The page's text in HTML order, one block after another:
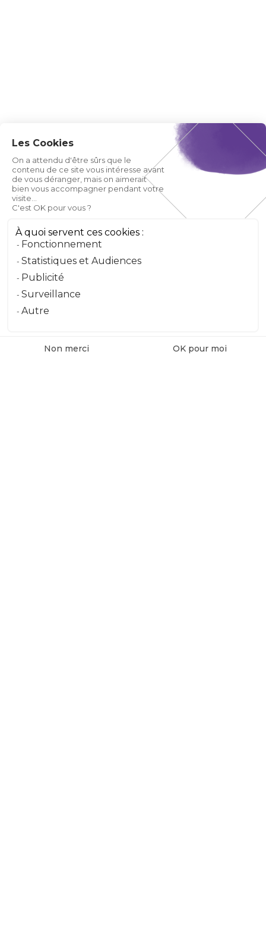
Les Cookies
On a attendu d'être sûrs que le
contenu de ce site vous intéresse avant
de vous déranger, mais on aimerait
bien vous accompagner pendant votre
visite...
C'est OK pour vous ?
À quoi servent ces cookies :
Fonctionnement
Statistiques et Audiences
Publicité
Surveillance
Autre
Non merci OK pour moi